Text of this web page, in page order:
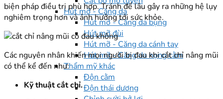
Hút mỡ - Căng da
Hút mỡ - Căng da bụng
Hút mỡ đùi
Hút mỡ - Căng da cánh tay
Hút mỡ - Căng da nọng cằm
Thẩm mỹ khác
Độn cằm
Độn thái dương
biện pháp điều trị phù hợp. Tránh để lâu gây ra những hệ lụy
nghiêm trọng hơn và ảnh hưởng tới sức khỏe.
Các nguyên nhân khiến mọi người bị đau khi cắt chỉ nâng mũi
có thể kể đến như:
Kỹ thuật cắt chỉ.